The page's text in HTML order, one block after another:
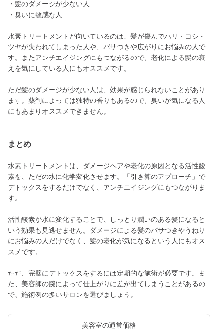
・髪のダメージが少ない人
・臭いに敏感な人
水素トリートメントが向いているのは、髪が傷んでハリ・コシ・
ツヤが失われてしまった人や、パサつきや広がりにお悩みの人で
す。またアンチエイジングにもつながるので、老化による髪の衰
えを気にしている人にもオススメです。
ただ髪のダメージが少ない人は、効果が感じられないことがあり
ます。薬剤によっては独特の香りもあるので、臭いが気になる人
にもあまりオススメできません。
まとめ
水素トリートメントは、ダメージヘアや老化の原因となる活性酸
素を、ただの水に化学変化させます。「引き算のアプローチ」で
デトックスをするだけでなく、アンチエイジングにもつながりま
す。
活性酸素が水に変化することで、しっとり潤いのある髪になると
いう効果も見逃せません。ダメージによる髪のパサつきやうねり
にお悩みの人だけでなく、髪の老化が気になるという人にもオス
スメです。
ただ、完璧にデトックスをするには定期的な施術が必要です。ま
た、美容師の腕によって仕上がりに差が出てしまうことがあるの
で、施術例の多いサロンを選びましょう。
美容室の通常価格